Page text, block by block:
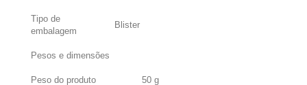
Tipo de
embalagem
Blister
Pesos e dimensões
Peso do produto 50 g